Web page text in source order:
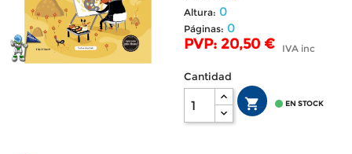
Altura: 0
Páginas: 0
PVP: 20,50 € IVA inc
Cantidad
  EN STOCK